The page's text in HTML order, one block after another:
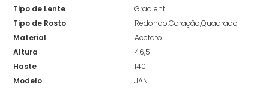
Tipo de Lente
Gradient
Tipo de Rosto
Redondo,Coração,Quadrado
Material
Acetato
Altura
46,5
Haste
140
Modelo
JAN